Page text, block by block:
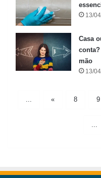
13/
Casa
mão
13/
« 8 9